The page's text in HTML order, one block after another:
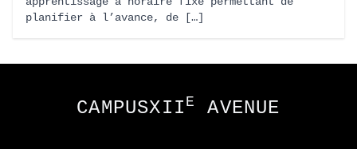
planifier à l’avance, de […]
CAMPUSXII E AVENUE